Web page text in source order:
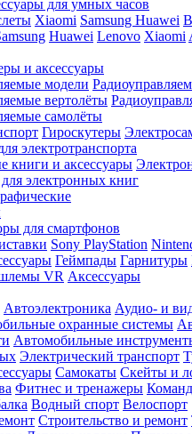
для умных часов
Xiaomi Samsung Huawei
Huawei Lenovo Xiaomi
и аксессуары
модели
вертолёты
самолёты
Гироскутеры
электротранспорта
книги и аксессуары
электронных книг
для смартфонов
Sony PlayStation
Геймпады Гарнитуры
VR Аксессуары
Автоэлектроника Аудио- и
охранные системы
Автомобильные
Электрический транспорт
Самокаты Скейты и
Фитнес и тренажеры
Водный спорт Велоспорт
Строительство и ремонт